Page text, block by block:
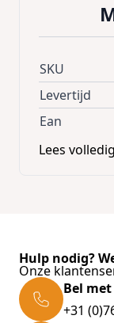
SKU
Levertijd
Ean
Lees
Hulp nodig?
Onze
Bel
+31